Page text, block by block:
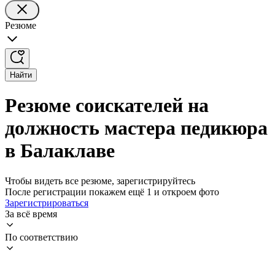
Резюме
Найти
Резюме соискателей на
должность мастера педикюра
в Балаклаве
Чтобы видеть все резюме, зарегистрируйтесь
После регистрации покажем ещё 1 и откроем фото
Зарегистрироваться
За всё время
По соответствию